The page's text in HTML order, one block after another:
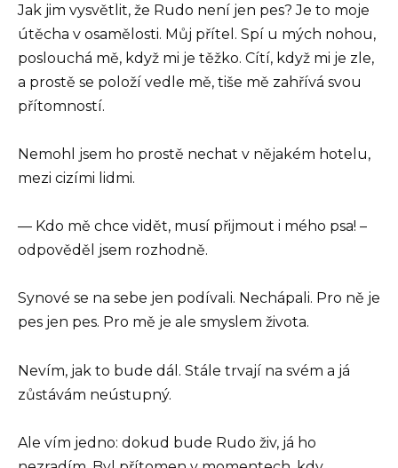
Jak jim vysvětlit, že Rudo není jen pes? Je to moje
útěcha v osamělosti. Můj přítel. Spí u mých nohou,
poslouchá mě, když mi je těžko. Cítí, když mi je zle,
a prostě se položí vedle mě, tiše mě zahřívá svou
přítomností.
Nemohl jsem ho prostě nechat v nějakém hotelu,
mezi cizími lidmi.
— Kdo mě chce vidět, musí přijmout i mého psa! –
odpověděl jsem rozhodně.
Synové se na sebe jen podívali. Nechápali. Pro ně je
pes jen pes. Pro mě je ale smyslem života.
Nevím, jak to bude dál. Stále trvají na svém a já
zůstávám neústupný.
Ale vím jedno: dokud bude Rudo živ, já ho